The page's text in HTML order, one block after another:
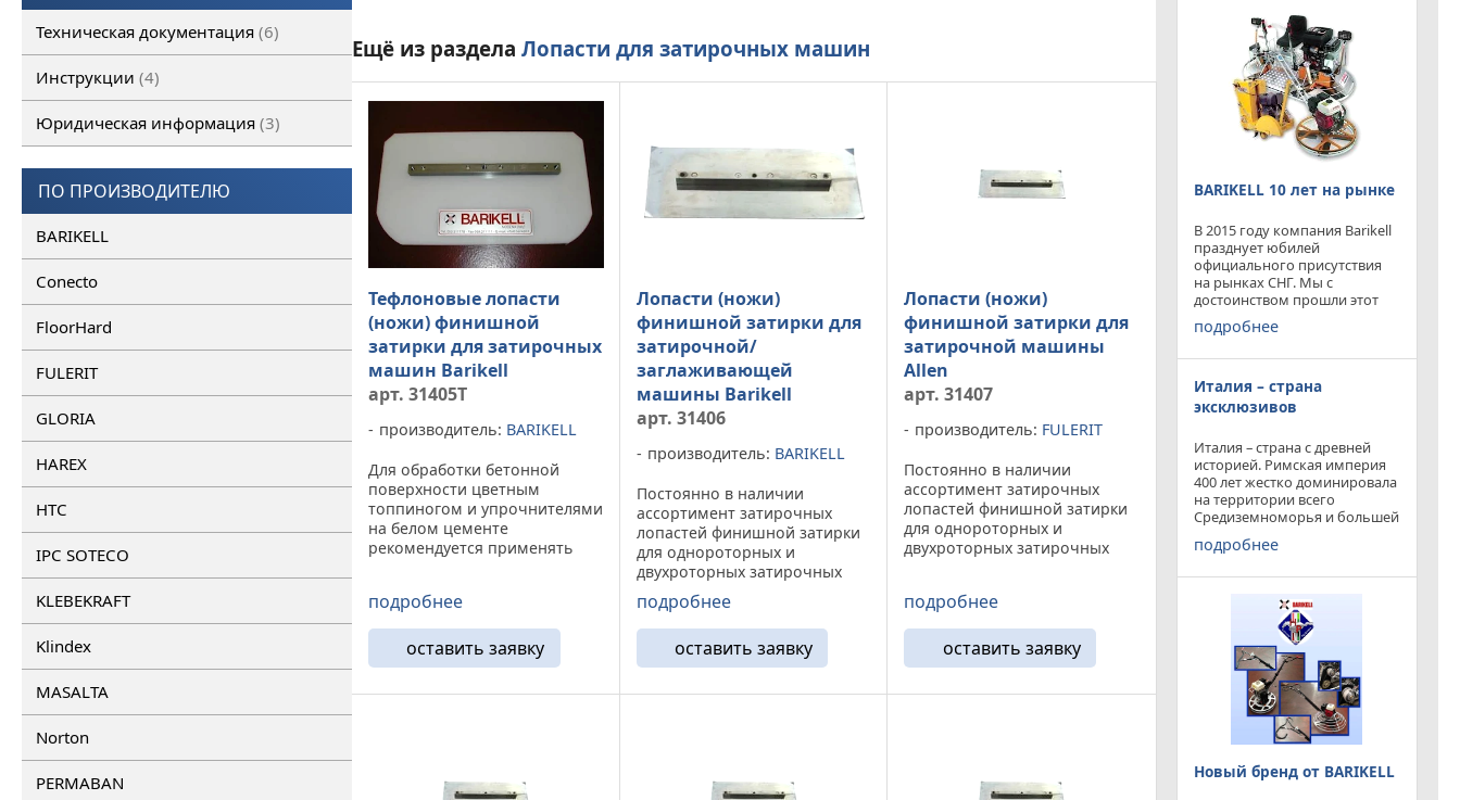
Техническая документация 6
Инструкции 4
Юридическая информация 3
ПО ПРОИЗВОДИТЕЛЮ
BARIKELL
Conecto
FloorHard
FULERIT
GLORIA
HAREX
HTC
IPC SOTECO
KLEBEKRAFT
Klindex
MASALTA
Norton
PERMABAN
Ещё из раздела Лопасти для затирочных машин
Тефлоновые лопасти
(ножи) финишной
затирки для затирочных
машин Barikell
арт. 31405Т
производитель: BARIKELL
Для обработки бетонной
поверхности цветным
топпиногом и упрочнителями
на белом цементе
рекомендуется применять
использовании данных
лопастей цвет поверхности
получается однородным, а
также использование ...
подробнее
оставить заявку
Лопасти (ножи)
финишной затирки для
затирочной/
заглаживающей
машины Barikell
арт. 31406
производитель: BARIKELL
Постоянно в наличии
ассортимент затирочных
лопастей финишной затирки
для однороторных и
двухроторных затирочных
машин Barikell . Лопасть
финишной затирки - это
стальная прямоугольная
плоская пластина,
выполненная из специальной
стали с загнутыми ...
подробнее
оставить заявку
Лопасти (ножи)
финишной затирки для
затирочной машины
Allen
арт. 31407
производитель: FULERIT
Постоянно в наличии
ассортимент затирочных
лопастей финишной затирки
для однороторных и
двухроторных затирочных
стальная прямоугольная
плоская пластина,
выполненная из специальной
стали с загнутыми вверх ...
подробнее
оставить заявку
BARIKELL 10 лет на рынке
В 2015 году компания Barikell
празднует юбилей
официального присутствия
на рынках СНГ. Мы с
достоинством прошли этот
отрезок времени ,
конкурируя с
результатов и целей которые
перед собой ставили.
подробнее
Италия – страна
эксклюзивов
Италия – страна с древней
историей. Римская империя
400 лет жестко доминировала
на территории всего
Средиземноморья и большей
частью Европы. Императоры
и правители аппенин
Каждый гражданин Земли
подробнее
Новый бренд от BARIKELL